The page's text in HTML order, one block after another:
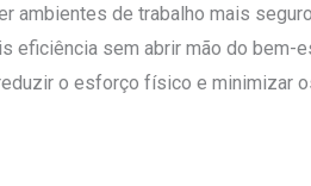
ambientes de trabalho mais
eficiência sem abrir mão do
o esforço físico e minimizar